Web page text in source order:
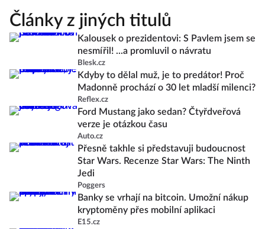
Články z jiných titulů
Kalousek o prezidentovi: S Pavlem jsem se
nesmířil! ...a promluvil o návratu
Blesk.cz
Kdyby to dělal muž, je to predátor! Proč
Madonně prochází o 30 let mladší milenci?
Reflex.cz
Ford Mustang jako sedan? Čtyřdveřová
verze je otázkou času
Auto.cz
Přesně takhle si představuji budoucnost
Star Wars. Recenze Star Wars: The Ninth
Jedi
Poggers
Banky se vrhají na bitcoin. Umožní nákup
kryptoměny přes mobilní aplikaci
E15.cz